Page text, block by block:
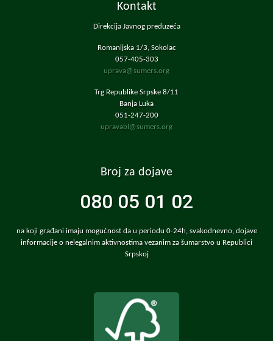
Kontakt
Direkcija Javnog preduzeća
Romanijska 1/3, Sokolac
057-405-303
uprava@sumers.org
Trg Republike Srpske 8/11
Banja Luka
051-247-200
upravabl@sumers.org
Broj za dojave
080 05 01 02
na koji građani imaju mogućnost da u periodu 0-24h, svakodnevno, dojave
informacije o nelegalnim aktivnostima vezanim za šumarstvo u Republici
Srpskoj